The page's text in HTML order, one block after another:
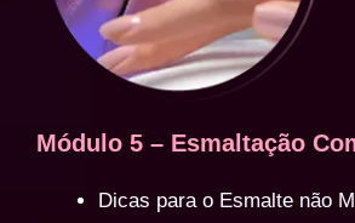
Módulo 5 – Esmaltação
Dicas para o Esmalte não